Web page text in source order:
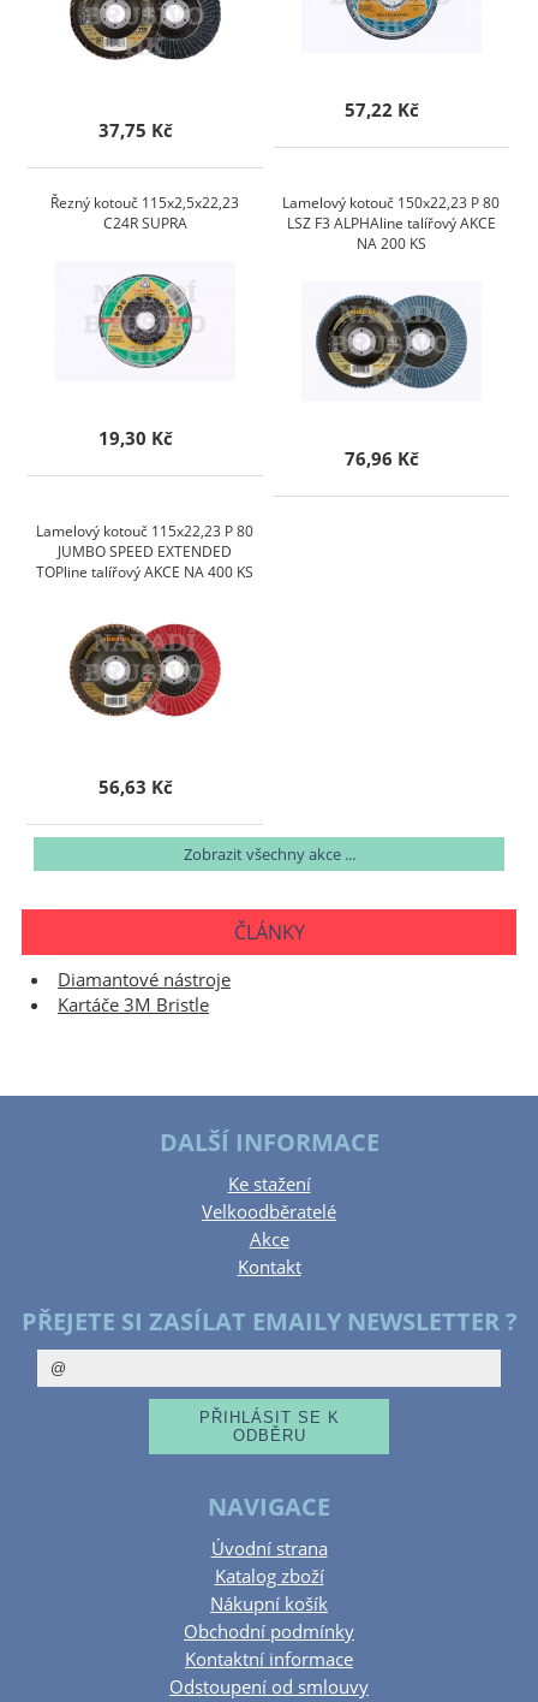
37,75 Kč
57,22 Kč
Řezný kotouč 115x2,5x22,23
C24R SUPRA
19,30 Kč
Lamelový kotouč 150x22,23 P 80
LSZ F3 ALPHAline talířový AKCE
NA 200 KS
76,96 Kč
Lamelový kotouč 115x22,23 P 80
JUMBO SPEED EXTENDED
TOPline talířový AKCE NA 400 KS
56,63 Kč
Zobrazit všechny akce ...
ČLÁNKY
Diamantové nástroje
Kartáče 3M Bristle
DALŠÍ INFORMACE
Ke stažení
Velkoodběratelé
Akce
Kontakt
PŘEJETE SI ZASÍLAT EMAILY NEWSLETTER ?
NAVIGACE
Úvodní strana
Katalog zboží
Nákupní košík
Obchodní podmínky
Kontaktní informace
Odstoupení od smlouvy